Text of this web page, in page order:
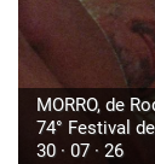
MORRO, de
74° Festival
30 · 07 · 26